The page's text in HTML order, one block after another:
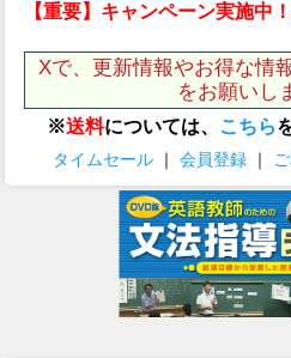
【重要】キャンペーン実施中
Xで、更新情報やお得な情
をお願いし
※送料については、 こちら
タイムセール ｜ 会員登録 ｜